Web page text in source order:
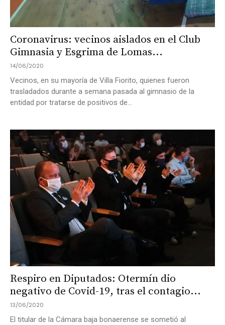
Coronavirus: vecinos aislados en el Club
Gimnasia y Esgrima de Lomas...
14/06/2020
Vecinos, en su mayoría de Villa Fiorito, quienes fueron
trasladados durante a semana pasada al gimnasio de la
entidad por tratarse de positivos de...
Respiro en Diputados: Otermín dio
negativo de Covid-19, tras el contagio...
13/06/2020
El titular de la Cámara baja bonaerense se sometió al